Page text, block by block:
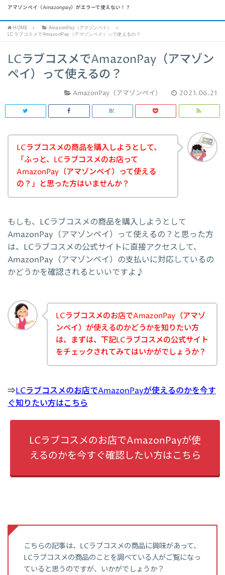
アマゾンペイ（Amazonpay）がエラーで使えない！？
HOME
AmazonPay（アマゾンペイ）
LCラブコスメでAmazonPay（アマゾンペイ）って使えるの？
LCラブコスメでAmazonPay（アマゾン
ペイ）って使えるの？
AmazonPay（アマゾンペイ） 2021.06.21
LCラブコスメの商品を購入しようとして、
「ふっと、LCラブコスメのお店って
AmazonPay（アマゾンペイ）って使える
の？」と思った方はいませんか？
もしも、LCラブコスメの商品を購入しようとして
AmazonPay（アマゾンペイ）って使えるの？と思った方
は、LCラブコスメの公式サイトに直接アクセスして、
AmazonPay（アマゾンペイ）の支払いに対応しているの
かどうかを確認されるといいですよ♪
LCラブコスメのお店でAmazonPay（アマゾ
ンペイ）が使えるのかどうかを知りたい方
は、まずは、下記LCラブコスメの公式サイト
をチェックされてみてはいかがでしょうか？
⇒LCラブコスメのお店でAmazonPayが使えるのかを今す
ぐ知りたい方はこちら
LCラブコスメのお店でAmazonPayが使
えるのかを今すぐ確認したい方はこちら
こちらの記事は、LCラブコスメの商品に興味があって、
LCラブコスメの商品のことを調べている人がご覧になっ
ていると思うのですが、いかがでしょうか？